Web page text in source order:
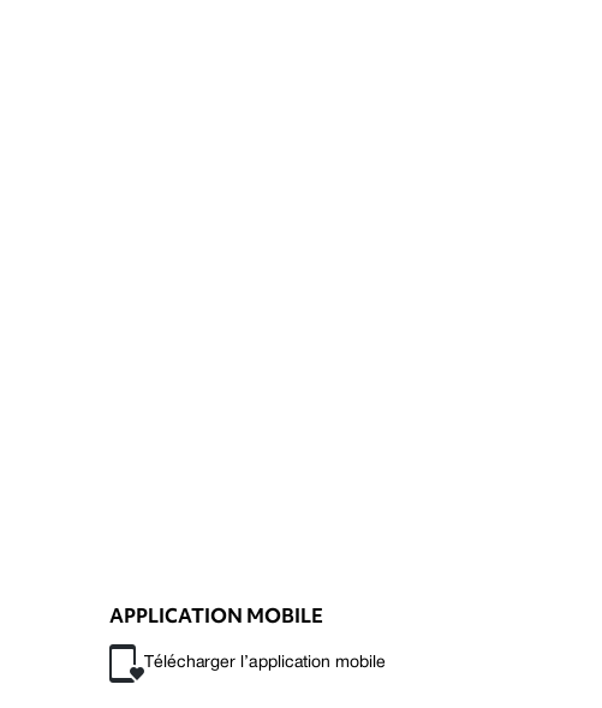
APPLICATION MOBILE
Télécharger l’application mobile